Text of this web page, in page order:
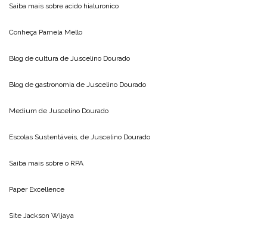
Saiba mais sobre acido hialuronico
Conheça Pamela Mello
Blog de cultura de Juscelino Dourado
Blog de gastronomia de Juscelino Dourado
Medium de Juscelino Dourado
Escolas Sustentáveis, de Juscelino Dourado
Saiba mais sobre o RPA
Paper Excellence
Site Jackson Wijaya